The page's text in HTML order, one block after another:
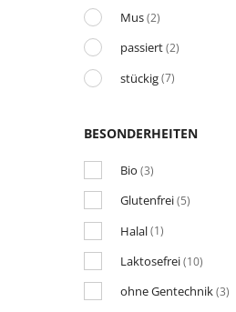
Mus(2)
passiert(2)
stückig(7)
BESONDERHEITEN
Bio (3)
Glutenfrei(5)
Halal(1)
Laktosefrei(10)
ohne Gentechnik(3)